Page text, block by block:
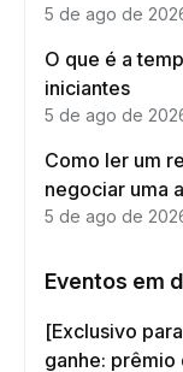
5 de ago de
O que é a
iniciantes
5 de ago de
Como ler um
negociar uma
5 de ago de
Eventos em
[Exclusivo
ganhe: